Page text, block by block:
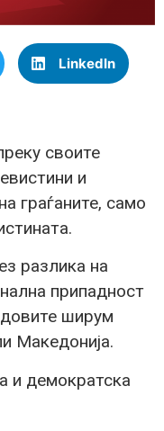
LinkedIn
своите
и
граѓаните, само
разлика на
припадност
ширум
Македонија.
и демократска